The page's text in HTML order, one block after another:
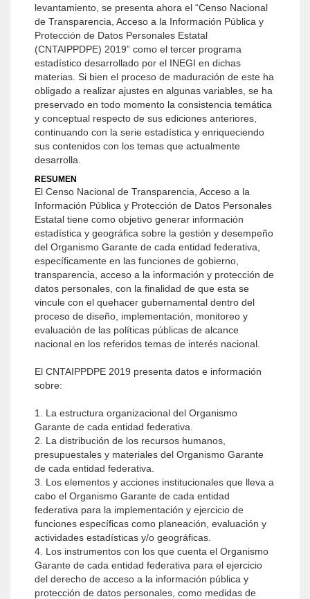
levantamiento, se presenta ahora el “Censo Nacional
de Transparencia, Acceso a la Información Pública y
Protección de Datos Personales Estatal
(CNTAIPPDPE) 2019” como el tercer programa
estadístico desarrollado por el INEGI en dichas
materias. Si bien el proceso de maduración de este ha
obligado a realizar ajustes en algunas variables, se ha
preservado en todo momento la consistencia temática
y conceptual respecto de sus ediciones anteriores,
continuando con la serie estadística y enriqueciendo
sus contenidos con los temas que actualmente
desarrolla.
RESUMEN
El Censo Nacional de Transparencia, Acceso a la
Información Pública y Protección de Datos Personales
Estatal tiene como objetivo generar información
estadística y geográfica sobre la gestión y desempeño
del Organismo Garante de cada entidad federativa,
específicamente en las funciones de gobierno,
transparencia, acceso a la información y protección de
datos personales, con la finalidad de que esta se
vincule con el quehacer gubernamental dentro del
proceso de diseño, implementación, monitoreo y
evaluación de las políticas públicas de alcance
nacional en los referidos temas de interés nacional.
El CNTAIPPDPE 2019 presenta datos e información
sobre:
1. La estructura organizacional del Organismo
Garante de cada entidad federativa.
2. La distribución de los recursos humanos,
presupuestales y materiales del Organismo Garante
de cada entidad federativa.
3. Los elementos y acciones institucionales que lleva a
cabo el Organismo Garante de cada entidad
federativa para la implementación y ejercicio de
funciones específicas como planeación, evaluación y
actividades estadísticas y/o geográficas.
4. Los instrumentos con los que cuenta el Organismo
Garante de cada entidad federativa para el ejercicio
del derecho de acceso a la información pública y
protección de datos personales, como medidas de